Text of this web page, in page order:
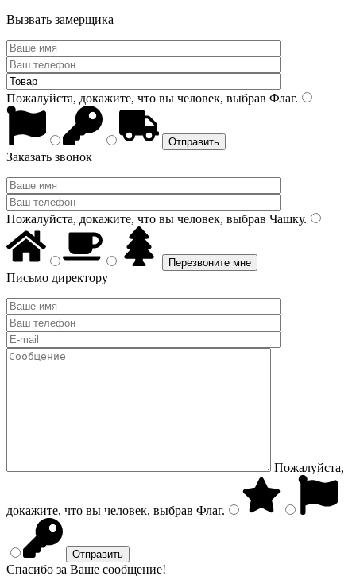
Вызвать замерщика
Пожалуйста, докажите, что вы человек, выбрав Флаг.
Заказать звонок
Пожалуйста, докажите, что вы человек, выбрав Чашку.
Письмо директору
Пожалуйста,
докажите, что вы человек, выбрав Флаг.
Спасибо за Ваше сообщение!